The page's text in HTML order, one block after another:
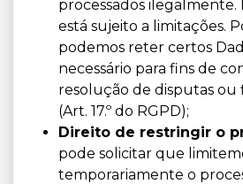
processados ilegalmente.
está sujeito a limitações.
podemos reter certos
necessário para fins de
resolução de disputas ou
(Art. 17.º do RGPD);
Direito de restringir o
pode solicitar que
temporariamente o